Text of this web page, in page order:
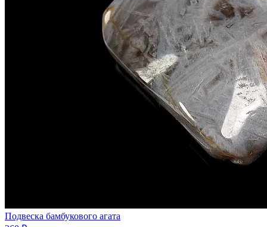
Подвеска бамбукового агата